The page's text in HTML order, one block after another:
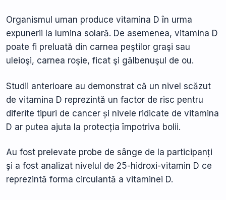
Organismul uman produce vitamina D în urma
expunerii la lumina solară. De asemenea, vitamina D
poate fi preluată din carnea peştilor graşi sau
uleioşi, carnea roşie, ficat şi gălbenuşul de ou.
Studii anterioare au demonstrat că un nivel scăzut
de vitamina D reprezintă un factor de risc pentru
diferite tipuri de cancer și nivele ridicate de vitamina
D ar putea ajuta la protecția împotriva bolii.
Au fost prelevate probe de sânge de la participanți
și a fost analizat nivelul de 25-hidroxi-vitamin D ce
reprezintă forma circulantă a vitaminei D.